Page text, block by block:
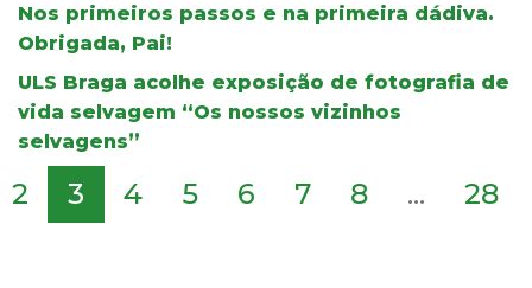
Nos primeiros passos e na primeira dádiva.
Obrigada, Pai!
ULS Braga acolhe exposição de fotografia de
vida selvagem “Os nossos vizinhos
selvagens”
2 3 4 5 6 7 8 ... 28